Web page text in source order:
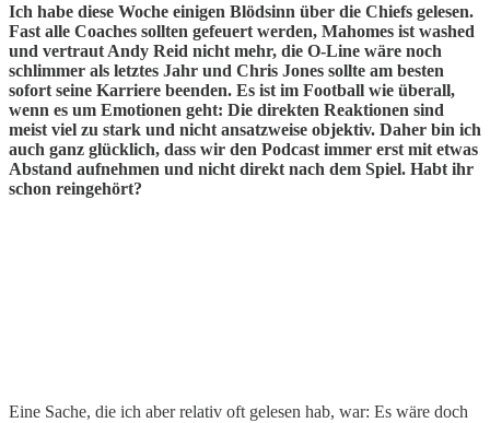
Ich habe diese Woche einigen Blödsinn über die Chiefs gelesen.
Fast alle Coaches sollten gefeuert werden, Mahomes ist washed
und vertraut Andy Reid nicht mehr, die O-Line wäre noch
schlimmer als letztes Jahr und Chris Jones sollte am besten
sofort seine Karriere beenden. Es ist im Football wie überall,
wenn es um Emotionen geht: Die direkten Reaktionen sind
meist viel zu stark und nicht ansatzweise objektiv. Daher bin ich
auch ganz glücklich, dass wir den Podcast immer erst mit etwas
Abstand aufnehmen und nicht direkt nach dem Spiel. Habt ihr
schon reingehört?
Eine Sache, die ich aber relativ oft gelesen hab, war: Es wäre doch